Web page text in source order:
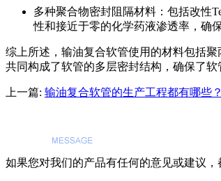
多种聚合物密封阻隔材料：包括改性
性和接近于零的化学药液渗透率，确
综上所述，输油复合软管使用的材料包括
共同构成了软管的多层密封结构，确保了软
上一篇: 输油复合软管的生产工程都有哪些？
如果您对我们的产品有任何的意见或建议